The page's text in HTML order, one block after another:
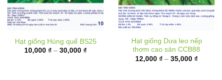
Hạt giống Húng quế BS25
10,000 ₫ – 30,000 ₫Khoảng
Hạt giống Dưa leo nếp
thơm cao sản CCB88
12,000 ₫ – 35,000 ₫Khoảng